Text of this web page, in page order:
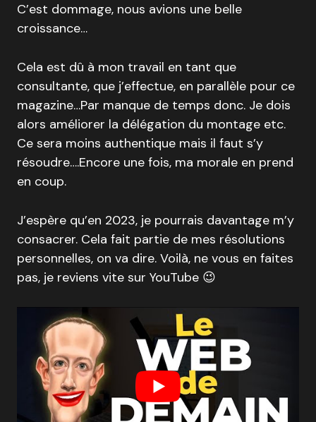
C’est dommage, nous avions une belle
croissance…
Cela est dû à mon travail en tant que
consultante, que j’effectue, en parallèle pour ce
magazine…Par manque de temps donc. Je dois
alors améliorer la délégation du montage etc.
Ce sera moins authentique mais il faut s’y
résoudre….Encore une fois, ma morale en prend
en coup.
J’espère qu’en 2023, je pourrais davantage m’y
consacrer. Cela fait partie de mes résolutions
personnelles, on va dire. Voilà, ne vous en faites
pas, je reviens vite sur YouTube 😉